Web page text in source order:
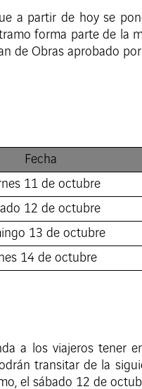
a partir de hoy se
forma parte de
de Obras aprobado
Fecha
11 de octubre
12 de octubre
13 de octubre
14 de octubre
a los viajeros
transitar de la
el sábado 12 de